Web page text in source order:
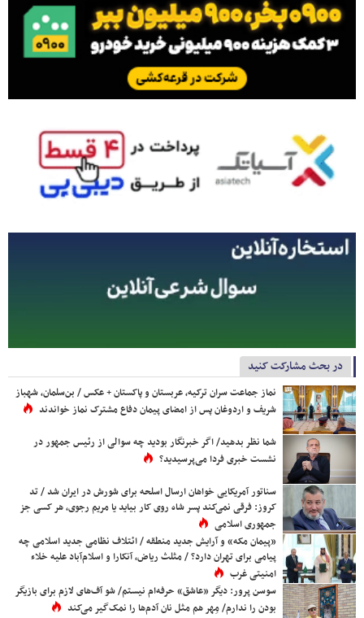
در بحث مشارکت کنید
نماز جماعت سران ترکیه، عربستان و پاکستان + عکس / بن‌سلمان، شهباز
شریف و اردوغان پس از امضای پیمان دفاع مشترک نماز خواندند
شما نظر بدهید/ اگر خبرنگار بودید چه سوالی از رئیس جمهور در
نشست خبری فردا می‌پرسیدید؟
سناتور آمریکایی خواهان ارسال اسلحه برای شورش در ایران شد / تد
کروز: فرقی نمی‌کند پسر شاه روی کار بیاید یا مریم رجوی، هر کسی جز
جمهوری اسلامی
«پیمان مکه» و آرایش جدید منطقه / ائتلاف نظامی جدید اسلامی چه
پیامی برای تهران دارد؟ / مثلث ریاض، آنکارا و اسلام‌آباد علیه خلاء
امنیتی غرب
سوسن پرور: دیگر «عاشق» حرفه‌ام نیستم/ شو آف‌های لازم برای بازیگر
بودن را ندارم/ مِهر هم مثل نان آدم‌ها را نمک‌گیر می‌کند